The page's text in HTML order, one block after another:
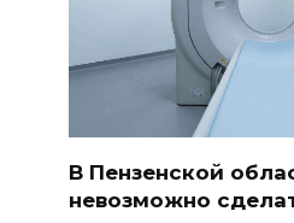
В Пензенской
невозможно